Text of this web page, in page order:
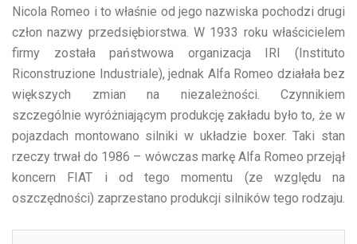
Nicola Romeo i to właśnie od jego nazwiska pochodzi drugi
człon nazwy przedsiębiorstwa. W 1933 roku właścicielem
firmy została państwowa organizacja IRI (Instituto
Riconstruzione Industriale), jednak Alfa Romeo działała bez
większych zmian na niezależności. Czynnikiem
szczególnie wyróżniającym produkcję zakładu było to, że w
pojazdach montowano silniki w układzie boxer. Taki stan
rzeczy trwał do 1986 – wówczas markę Alfa Romeo przejął
koncern FIAT i od tego momentu (ze względu na
oszczędności) zaprzestano produkcji silników tego rodzaju.